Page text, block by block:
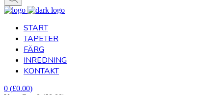
START
TAPETER
FÄRG
INREDNING
KONTAKT
0 (£0.00)